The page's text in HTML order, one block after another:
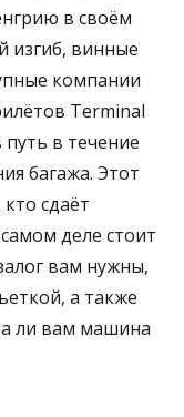
в своём
изгиб, винные
компании
Terminal
в течение
багажа. Этот
сдаёт
деле стоит
вам нужны,
а также
ли вам машина